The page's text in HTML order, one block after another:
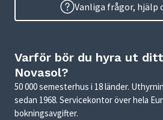
Vanliga frågor, hjälp
Varför bör du hyra ut
Novasol?
50 000 semesterhus i 18 länder.
sedan 1968. Servicekontor över hela
bokningsavgifter.